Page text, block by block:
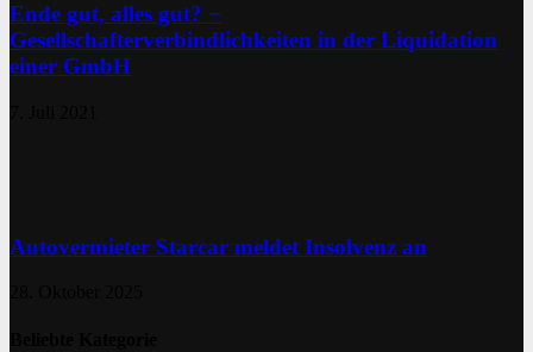
Ende gut, alles gut? −
Gesellschafterverbindlichkeiten in der Liquidation
einer GmbH
Autovermieter Starcar meldet Insolvenz an